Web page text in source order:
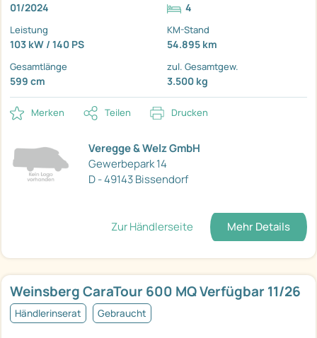
01/2024 4
Leistung
103 kW / 140 PS
KM-Stand
54.895 km
Gesamtlänge
599 cm
zul. Gesamtgew.
3.500 kg
Merken Teilen Drucken
Veregge & Welz GmbH
Gewerbepark 14
D - 49143 Bissendorf
Zur Händlerseite Mehr Details
Weinsberg CaraTour 600 MQ Verfügbar 11/26
Händlerinserat Gebraucht